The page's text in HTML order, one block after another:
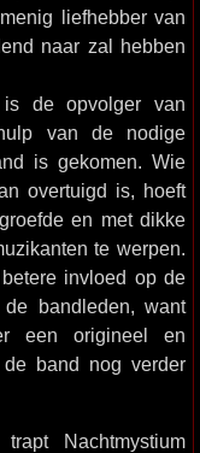
liefhebber van
naar zal hebben
de opvolger van
van de nodige
is gekomen. Wie
overtuigd is, hoeft
en met dikke
te werpen.
invloed op de
bandleden, want
een origineel en
band nog verder
trapt Nachtmystium